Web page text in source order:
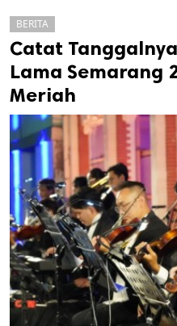
cipta.
BERITA
Catat
Lama Semarang
Meriah